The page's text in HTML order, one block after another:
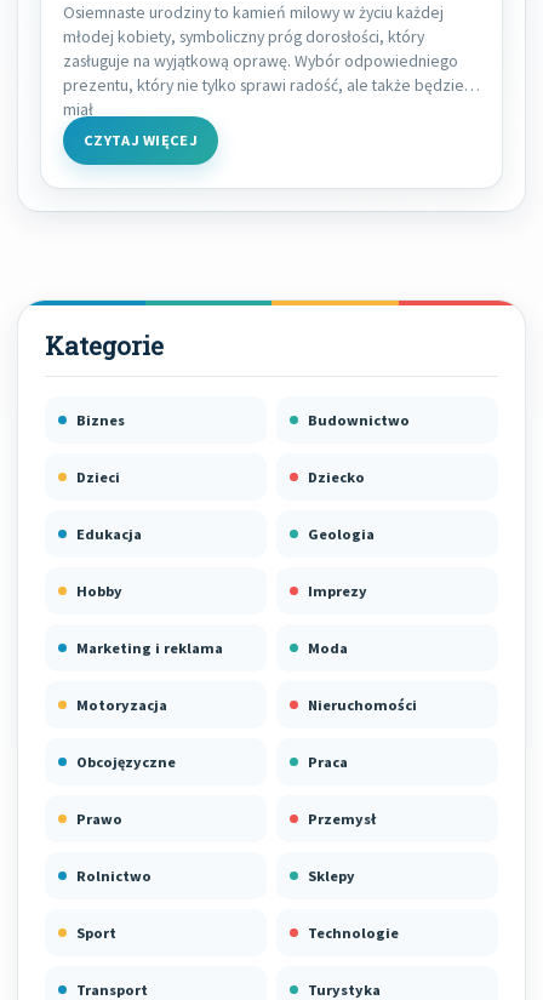
Osiemnaste urodziny to kamień milowy w życiu każdej
młodej kobiety, symboliczny próg dorosłości, który
zasługuje na wyjątkową oprawę. Wybór odpowiedniego
prezentu, który nie tylko sprawi radość, ale także będzie
miał
CZYTAJ WIĘCEJ
Biznes Budownictwo
Dzieci Dziecko
Edukacja Geologia
Hobby Imprezy
Marketing i reklama Moda
Motoryzacja Nieruchomości
Obcojęzyczne Praca
Prawo Przemysł
Rolnictwo Sklepy
Sport Technologie
Transport Turystyka